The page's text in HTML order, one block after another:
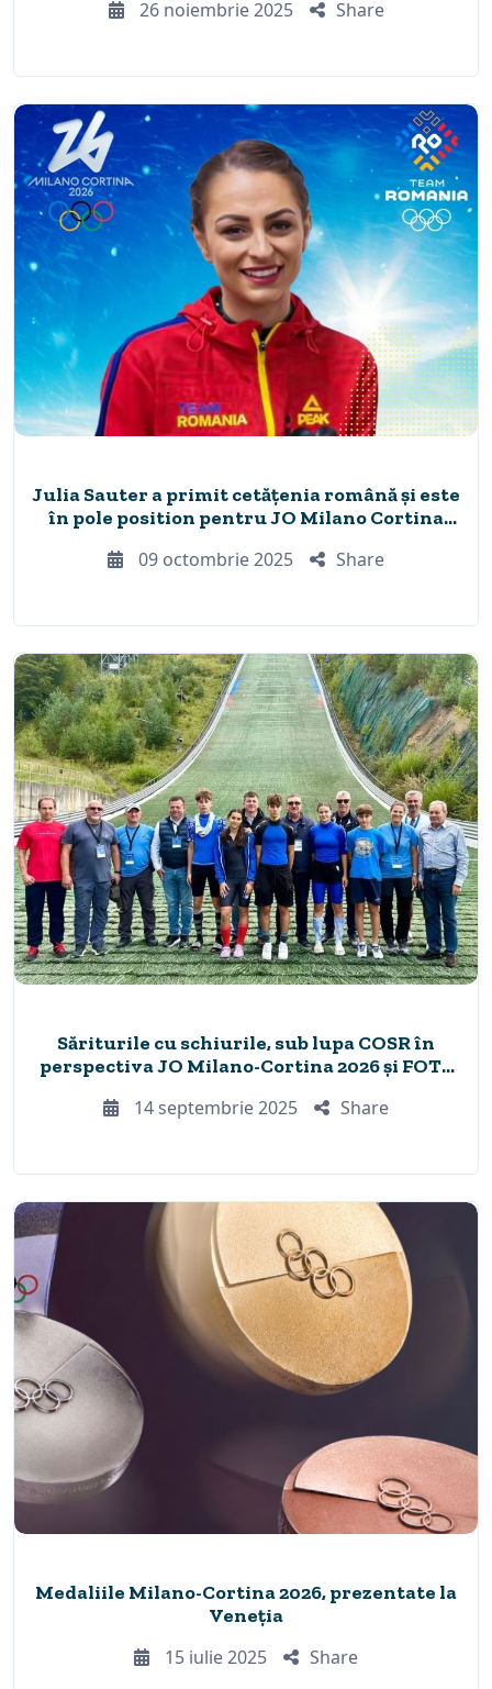
26 noiembrie 2025 Share
Julia Sauter a primit cetățenia română și este
în pole position pentru JO Milano Cortina
09 octombrie 2025 Share
Săriturile cu schiurile, sub lupa COSR în
perspectiva JO Milano-Cortina 2026 și FOTE
14 septembrie 2025 Share
Medaliile Milano-Cortina 2026, prezentate la
Veneția
15 iulie 2025
Share